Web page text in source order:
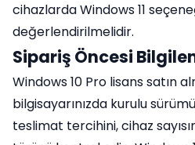
cihazlarda Windows 11
değerlendirilmelidir.
Sipariş Öncesi
Windows 10 Pro lisans satın
bilgisayarınızda kurulu
teslimat tercihini, cihaz